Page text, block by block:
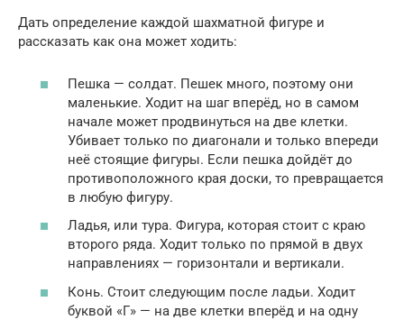
Дать определение каждой шахматной фигуре и
рассказать как она может ходить:
Пешка — солдат. Пешек много, поэтому они
маленькие. Ходит на шаг вперёд, но в самом
начале может продвинуться на две клетки.
Убивает только по диагонали и только впереди
неё стоящие фигуры. Если пешка дойдёт до
противоположного края доски, то превращается
в любую фигуру.
Ладья, или тура. Фигура, которая стоит с краю
второго ряда. Ходит только по прямой в двух
направлениях — горизонтали и вертикали.
Конь. Стоит следующим после ладьи. Ходит
буквой «Г» — на две клетки вперёд и на одну